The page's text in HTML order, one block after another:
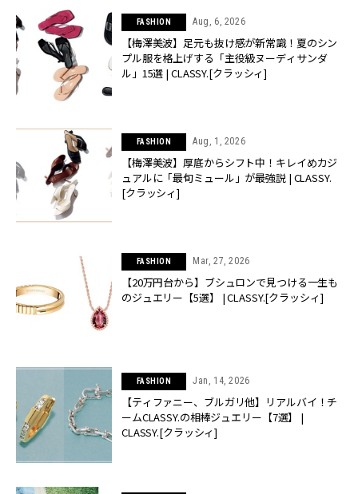
FASHION Aug, 6, 2026
【梅澤美波】足元も抜け感が新常識！夏のシン
プル服を格上げする「主役級ヌーディサンダ
ル」15選 | CLASSY.[クラッシィ]
FASHION Aug, 1, 2026
【梅澤美波】厚底からシフト中！キレイめカジ
ュアルに「最旬ミュール」が最強説 | CLASSY.
[クラッシィ]
FASHION Mar, 27, 2026
【20万円台から】ブシュロンで見つける一生も
のジュエリー【5選】 | CLASSY.[クラッシィ]
FASHION Jan, 14, 2026
【ティファニー、ブルガリ他】リアルバイ！チ
ームCLASSY.の相棒ジュエリー【7選】 |
CLASSY.[クラッシィ]